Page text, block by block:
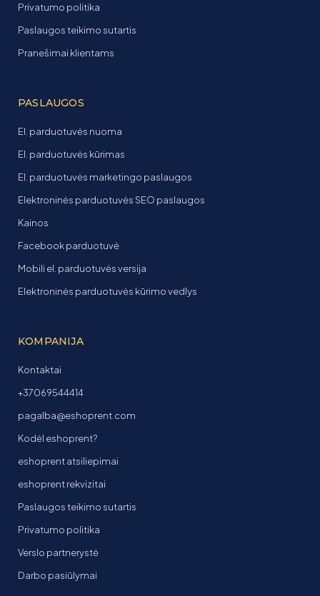
Privatumo politika
Paslaugos teikimo sutartis
Pranešimai klientams
PASLAUGOS
El. parduotuvės nuoma
El. parduotuvės kūrimas
El. parduotuvės marketingo paslaugos
Elektroninės parduotuvės SEO paslaugos
Kainos
Facebook parduotuvė
Mobili el. parduotuvės versija
Elektroninės parduotuvės kūrimo vedlys
KOMPANIJA
Kontaktai
+37069544414
pagalba@eshoprent.com
Kodėl eshoprent?
eshoprent atsiliepimai
eshoprent rekvizitai
Paslaugos teikimo sutartis
Privatumo politika
Verslo partnerystė
Darbo pasiūlymai